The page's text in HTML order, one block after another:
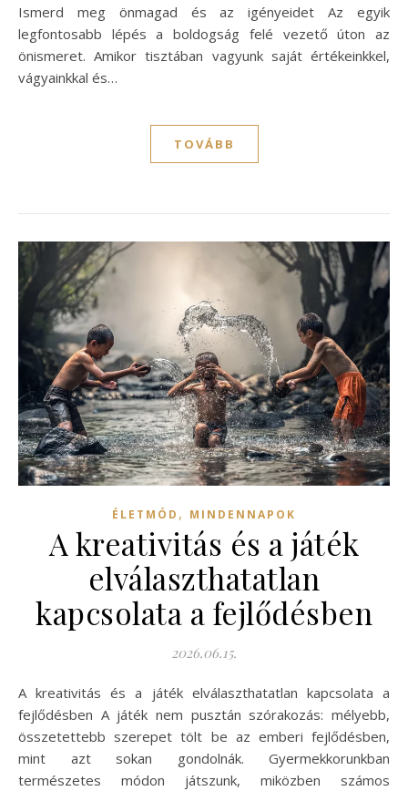
Ismerd meg önmagad és az igényeidet Az egyik
legfontosabb lépés a boldogság felé vezető úton az
önismeret. Amikor tisztában vagyunk saját értékeinkkel,
vágyainkkal és…
TOVÁBB
ÉLETMÓD , MINDENNAPOK
A kreativitás és a játék
elválaszthatatlan
kapcsolata a fejlődésben
2026.06.15.
A kreativitás és a játék elválaszthatatlan kapcsolata a
fejlődésben A játék nem pusztán szórakozás: mélyebb,
összetettebb szerepet tölt be az emberi fejlődésben,
mint azt sokan gondolnák. Gyermekkorunkban
természetes módon játszunk, miközben számos